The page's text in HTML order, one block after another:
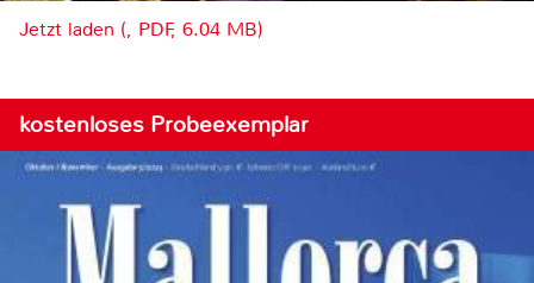
Jetzt laden (, PDF, 6.04 MB)
kostenloses Probeexemplar